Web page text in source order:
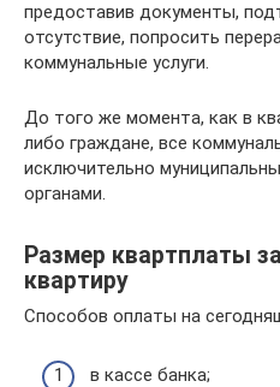
предоставив документы,
отсутствие, попросить
коммунальные услуги.
До того же момента, как в
либо граждане, все
исключительно
органами.
Размер квартплаты
квартиру
Способов оплаты на
в кассе банка;